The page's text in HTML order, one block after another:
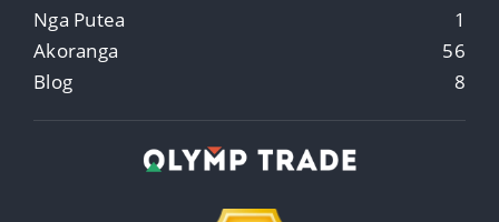
Nga Putea
1
Akoranga
56
Blog
8